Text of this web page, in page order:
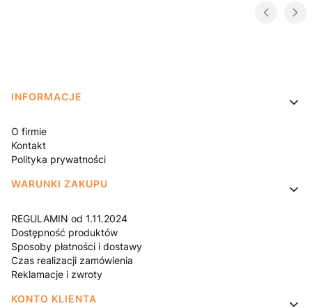
Linki w stopce
INFORMACJE
O firmie
Kontakt
Polityka prywatności
WARUNKI ZAKUPU
REGULAMIN od 1.11.2024
Dostępność produktów
Sposoby płatności i dostawy
Czas realizacji zamówienia
Reklamacje i zwroty
KONTO KLIENTA